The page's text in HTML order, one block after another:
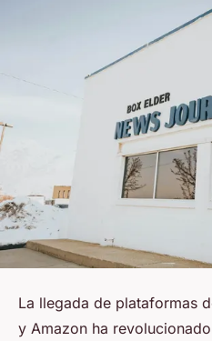
La llegada de plataformas
y Amazon ha